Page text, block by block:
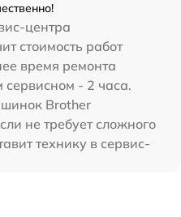
центра
стоимость работ
время ремонта
сервисном - 2 часа.
Brother
не требует сложного
технику в сервис-